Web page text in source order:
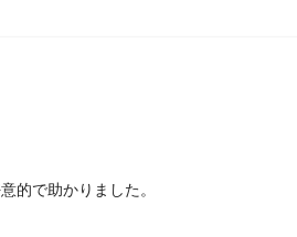
的で助かりました。